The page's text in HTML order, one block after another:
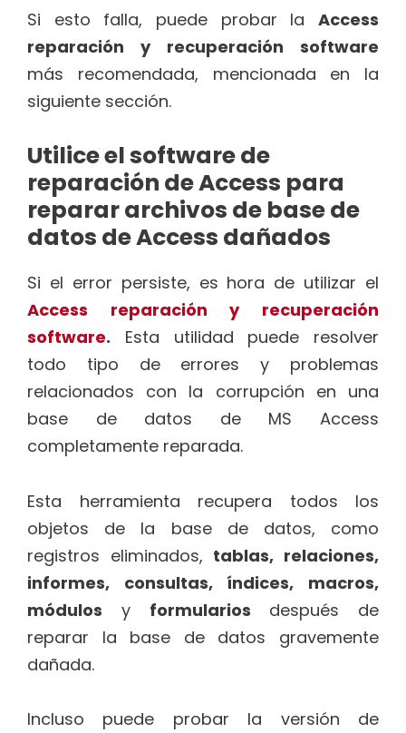
Si esto falla, puede probar la Access
reparación y recuperación software
más recomendada, mencionada en la
siguiente sección.
Utilice el software de
reparación de Access para
reparar archivos de base de
datos de Access dañados
Si el error persiste, es hora de utilizar el
Access reparación y recuperación
software. Esta utilidad puede resolver
todo tipo de errores y problemas
relacionados con la corrupción en una
base de datos de MS Access
completamente reparada.
Esta herramienta recupera todos los
objetos de la base de datos, como
registros eliminados, tablas, relaciones,
informes, consultas, índices, macros,
módulos y formularios después de
reparar la base de datos gravemente
dañada.
Incluso puede probar la versión de